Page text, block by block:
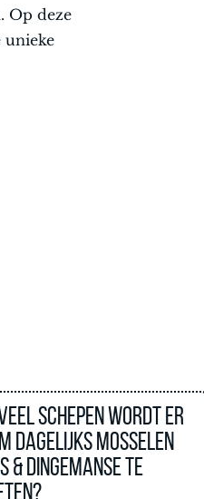
Op deze
unieke
schepen wordt er
dagelijks mosselen
& Dingemanse te